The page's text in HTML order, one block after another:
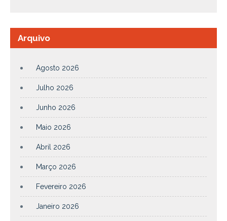
Arquivo
Agosto 2026
Julho 2026
Junho 2026
Maio 2026
Abril 2026
Março 2026
Fevereiro 2026
Janeiro 2026